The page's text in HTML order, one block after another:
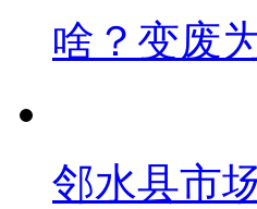
啥？变废
邻水县市